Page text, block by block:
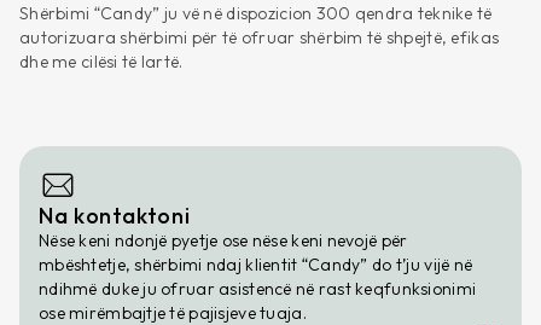
Shërbimi “Candy” ju vë në dispozicion 300 qendra teknike të
autorizuara shërbimi për të ofruar shërbim të shpejtë, efikas
dhe me cilësi të lartë.
Na kontaktoni
Nëse keni ndonjë pyetje ose nëse keni nevojë për
mbështetje, shërbimi ndaj klientit “Candy” do t’ju vijë në
ndihmë duke ju ofruar asistencë në rast keqfunksionimi
ose mirëmbajtje të pajisjeve tuaja.